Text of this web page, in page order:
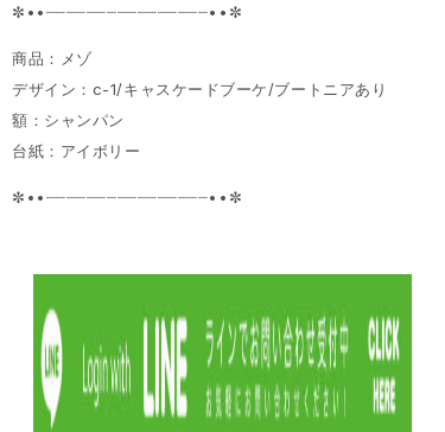
✼••┈┈┈┈┈┈┈┈┈┈┈┈┈┈┈┈••✼
商品：メゾ
デザイン：c-1/キャスケードブーケ/ブートニアあり
額：シャンパン
台紙：アイボリー
✼••┈┈┈┈┈┈┈┈┈┈┈┈┈┈┈┈••✼